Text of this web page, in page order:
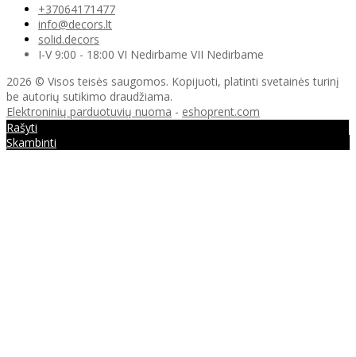
+37064171477
info@decors.lt
solid.decors
I-V 9:00 - 18:00 VI Nedirbame VII Nedirbame
2026 © Visos teisės saugomos. Kopijuoti, platinti svetainės turinį
be autorių sutikimo draudžiama.
Elektroninių parduotuvių nuoma - eshoprent.com
Rašyti
Skambinti